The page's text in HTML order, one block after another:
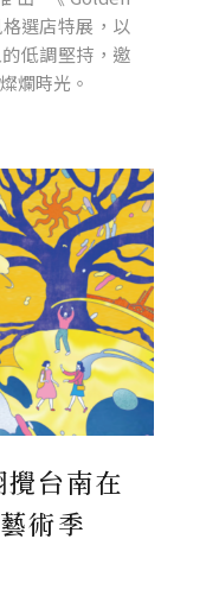
選店特展，以
低調堅持，邀
爛時光。
台南在
術季